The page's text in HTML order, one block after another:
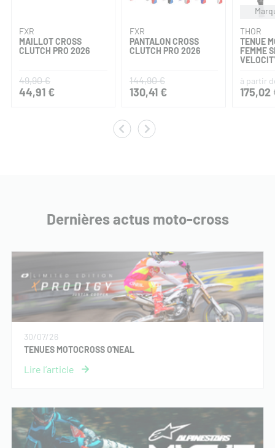
FXR
MAILLOT CROSS
CLUTCH PRO 2026
49,90 €
44,91 €
FXR
PANTALON CROSS
CLUTCH PRO 2026
144,90 €
130,41 €
THOR
TENUE
FEMME
à partir
175,02
Dernières actus moto-cross
30/07/26
TENUES MOTOCROSS O'NEAL